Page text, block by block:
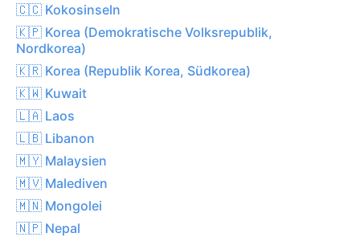
🇨🇨 Kokosinseln
🇰🇵 Korea (Demokratische Volksrepublik,
Nordkorea)
🇰🇷 Korea (Republik Korea, Südkorea)
🇰🇼 Kuwait
🇱🇦 Laos
🇱🇧 Libanon
🇲🇾 Malaysien
🇲🇻 Malediven
🇲🇳 Mongolei
🇳🇵 Nepal